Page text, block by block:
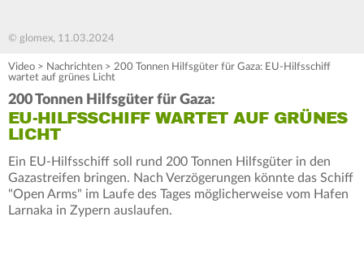
© glomex, 11.03.2024
Video > Nachrichten > 200 Tonnen Hilfsgüter für Gaza: EU-Hilfsschiff
wartet auf grünes Licht
200 Tonnen Hilfsgüter für Gaza:
EU-HILFSSCHIFF WARTET AUF GRÜNES
LICHT
Ein EU-Hilfsschiff soll rund 200 Tonnen Hilfsgüter in den
Gazastreifen bringen. Nach Verzögerungen könnte das Schiff
"Open Arms" im Laufe des Tages möglicherweise vom Hafen
Larnaka in Zypern auslaufen.